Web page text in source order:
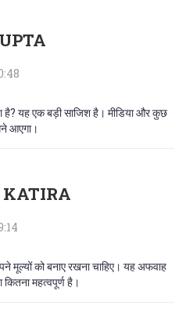
है? यह एक बड़ी साजिश है। मीडिया और कुछ
आएगा।
मूल्यों को बनाए रखना चाहिए। यह अफवाह
महत्वपूर्ण है।